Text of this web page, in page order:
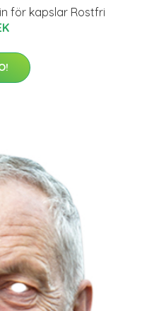
för kapslar Rostfri